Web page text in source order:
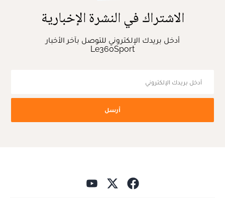
الاشتراك في النشرة الإخبارية
أدخل بريدك الإلكتروني للتوصل بآخر الأخبار
Le360Sport
أرسل